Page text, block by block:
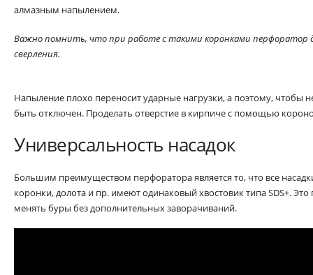
алмазным напылением.
Важно помнить, что при работе с такими коронками
сверления.
Напыление плохо переносит ударные нагрузки, а поэтому, чтобы
быть отключен. Проделать отверстие в кирпиче с помощью
Универсальность насадок
Большим преимуществом перфоратора является то, что все
коронки, долота и пр. имеют одинаковый хвостовик типа SDS+. Это
менять буры без дополнительных заворачиваний.